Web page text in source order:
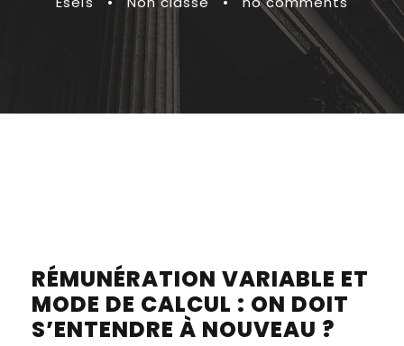
RÉMUNÉRATION VARIABLE ET
MODE DE CALCUL : ON DOIT
S’ENTENDRE À NOUVEAU ?